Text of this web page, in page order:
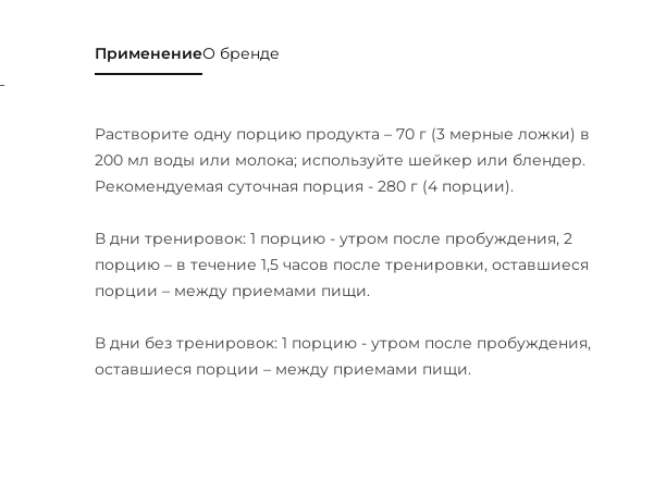
ПрименениеО бренде
Растворите одну порцию продукта – 70 г (3 мерные ложки) в
200 мл воды или молока; используйте шейкер или блендер.
Рекомендуемая суточная порция - 280 г (4 порции).
В дни тренировок: 1 порцию - утром после пробуждения, 2
порцию – в течение 1,5 часов после тренировки, оставшиеся
порции – между приемами пищи.
В дни без тренировок: 1 порцию - утром после пробуждения,
оставшиеся порции – между приемами пищи.